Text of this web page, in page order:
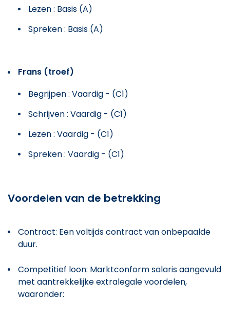
Lezen : Basis (A)
Spreken : Basis (A)
Frans (troef)
Begrijpen : Vaardig - (C1)
Schrijven : Vaardig - (C1)
Lezen : Vaardig - (C1)
Spreken : Vaardig - (C1)
Voordelen van de betrekking
Contract: Een voltijds contract van onbepaalde
duur.
Competitief loon: Marktconform salaris aangevuld
met aantrekkelijke extralegale voordelen,
waaronder: